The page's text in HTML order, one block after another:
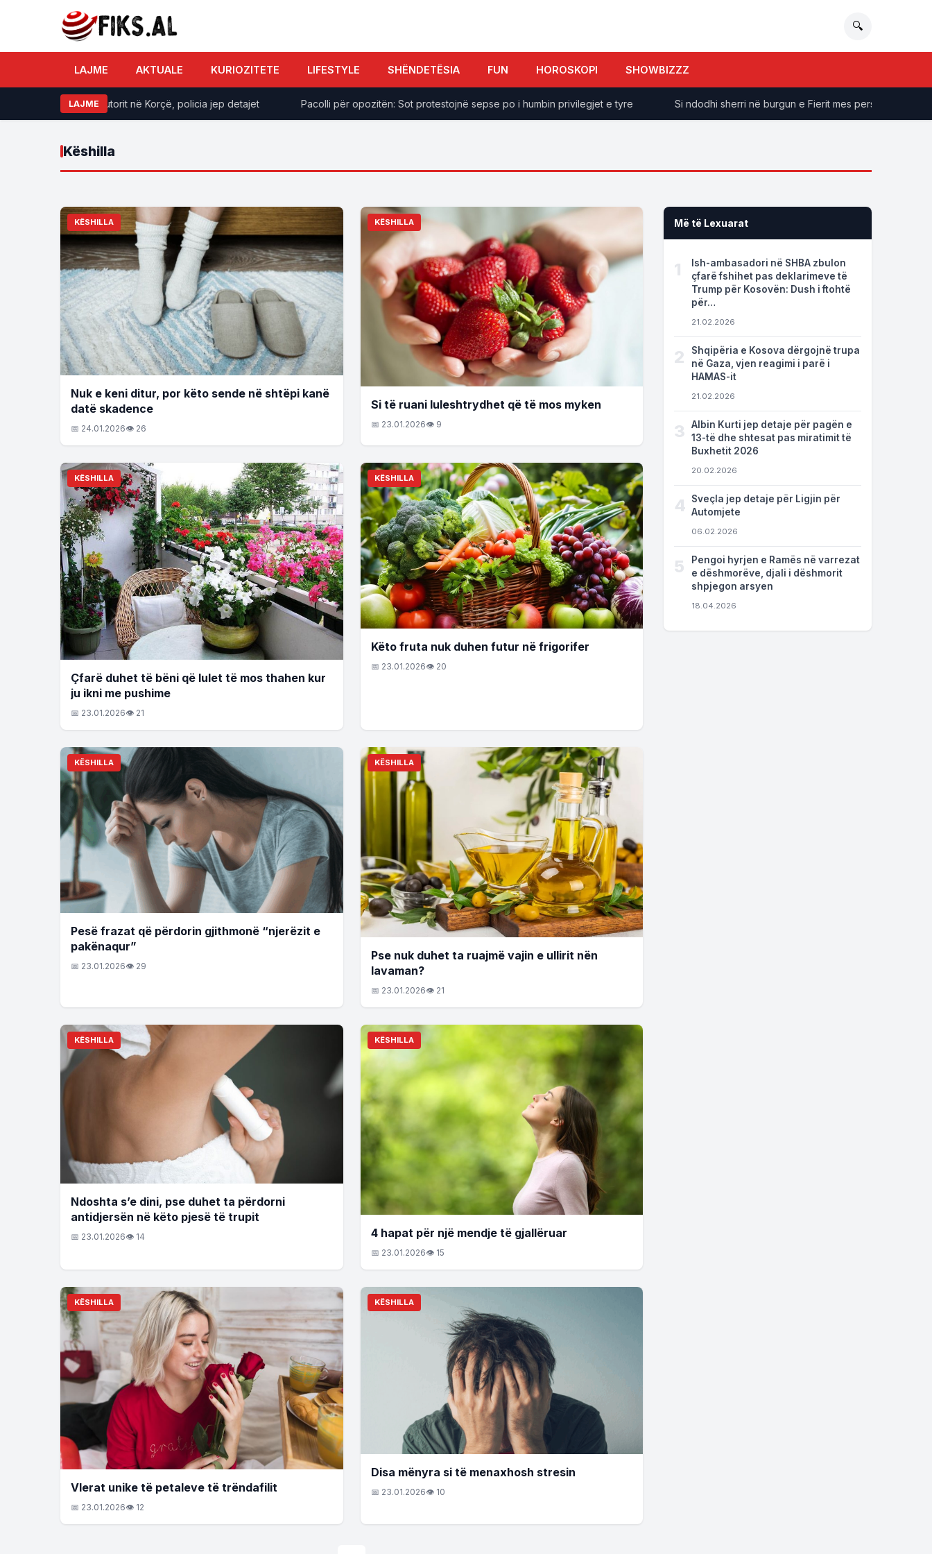
🔍
LAJME AKTUALE KURIOZITETE LIFESTYLE SHËNDETËSIA FUN HOROSKOPI SHOWBIZZZ
LAJME
Zbulohet emri i autorit në Korçë, policia jep detajet Pacolli për opozitën: Sot protestojnë sepse po i humbin privilegjet e tyre Si ndodhi sherri në burgun e Fierit mes personazheve të
Këshilla
KËSHILLA
Nuk e keni ditur, por këto sende në shtëpi kanë
datë skadence
📅 24.01.2026👁 26
KËSHILLA
Si të ruani luleshtrydhet që të mos myken
📅 23.01.2026👁 9
KËSHILLA
Çfarë duhet të bëni që lulet të mos thahen kur
ju ikni me pushime
📅 23.01.2026👁 21
KËSHILLA
Këto fruta nuk duhen futur në frigorifer
📅 23.01.2026👁 20
KËSHILLA
Pesë frazat që përdorin gjithmonë “njerëzit e
pakënaqur”
📅 23.01.2026👁 29
KËSHILLA
Pse nuk duhet ta ruajmë vajin e ullirit nën
lavaman?
📅 23.01.2026👁 21
KËSHILLA
Ndoshta s’e dini, pse duhet ta përdorni
antidjersën në këto pjesë të trupit
📅 23.01.2026👁 14
KËSHILLA
4 hapat për një mendje të gjallëruar
📅 23.01.2026👁 15
KËSHILLA
Vlerat unike të petaleve të trëndafilit
📅 23.01.2026👁 12
KËSHILLA
Disa mënyra si të menaxhosh stresin
📅 23.01.2026👁 10
Më të Lexuarat
1
Ish-ambasadori në SHBA zbulon
çfarë fshihet pas deklarimeve të
Trump për Kosovën: Dush i ftohtë
për…
21.02.2026
2
Shqipëria e Kosova dërgojnë trupa
në Gaza, vjen reagimi i parë i
HAMAS-it
21.02.2026
3
Albin Kurti jep detaje për pagën e
13-të dhe shtesat pas miratimit të
Buxhetit 2026
20.02.2026
4
Sveçla jep detaje për Ligjin për
Automjete
06.02.2026
5
Pengoi hyrjen e Ramës në varrezat
e dëshmorëve, djali i dëshmorit
shpjegon arsyen
18.04.2026